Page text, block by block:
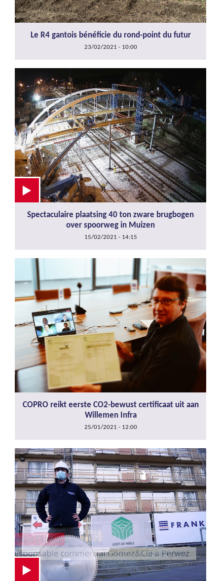
Le R4 gantois bénéficie du rond-point du futur
23/02/2021 - 10:00
Spectaculaire plaatsing 40 ton zware brugbogen
over spoorweg in Muizen
15/02/2021 - 14:15
COPRO reikt eerste CO2-bewust certificaat uit aan
Willemen Infra
25/01/2021 - 12:00